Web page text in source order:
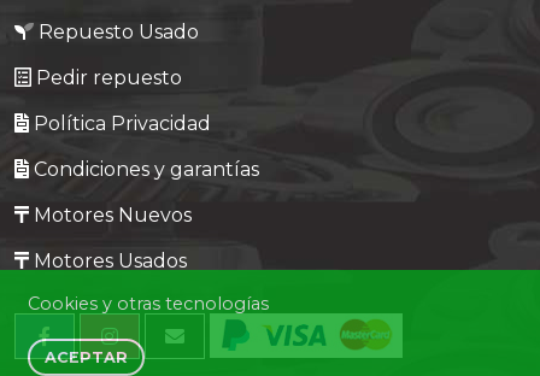
Repuesto Usado
Pedir repuesto
Política Privacidad
Condiciones y garantías
Motores Nuevos
Motores Usados
Cookies y otras tecnologías
ACEPTAR